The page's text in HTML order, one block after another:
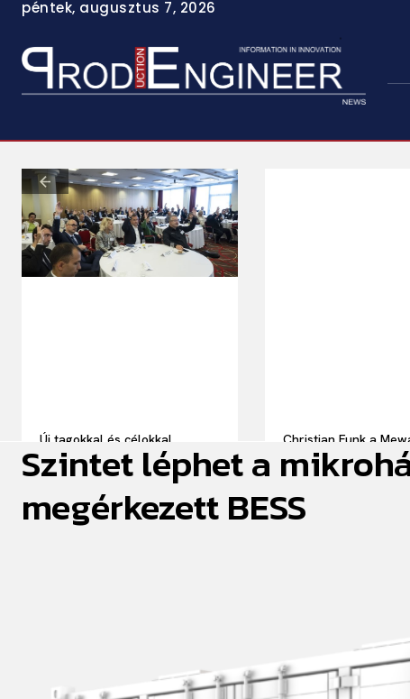
péntek, augusztus 7, 2026
Új tagokkal és célokkal
folytatja munkáját a MAGE
Christian Funk a
igazgatóságának új
Szintet léphet a
megérkezett BESS